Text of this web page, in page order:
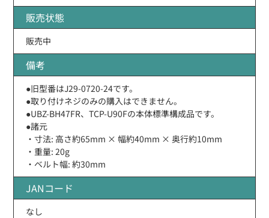
販売状態
販売中
備考
●旧型番はJ29-0720-24です。
●取り付けネジのみの購入はできません。
●UBZ-BH47FR、TCP-U90Fの本体標準構成品です。
●諸元
・寸法: 高さ約65mm × 幅約40mm × 奥行約10mm
・重量: 20g
・ベルト幅: 約30mm
JANコード
なし